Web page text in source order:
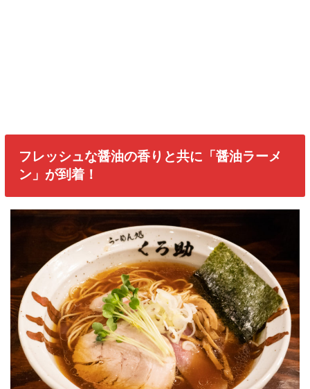
フレッシュな醤油の香りと共に「醤油ラーメ
ン」が到着！